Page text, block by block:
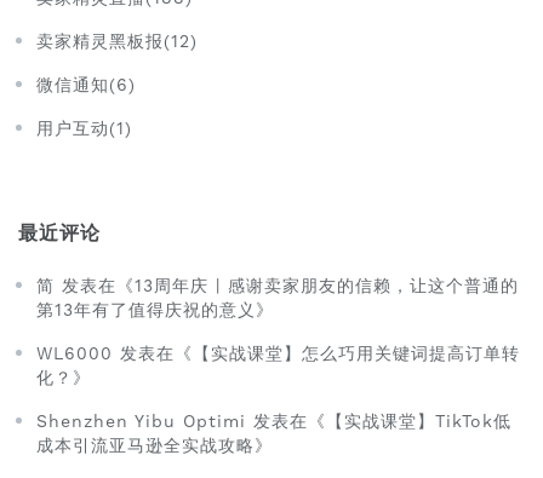
卖家精灵黑板报(12)
微信通知(6)
用户互动(1)
最近评论
简 发表在《13周年庆 | 感谢卖家朋友的信赖，让这个普通的
第13年有了值得庆祝的意义》
WL6000 发表在《【实战课堂】怎么巧用关键词提高订单转
化？》
Shenzhen Yibu Optimi 发表在《【实战课堂】TikTok低
成本引流亚马逊全实战攻略》